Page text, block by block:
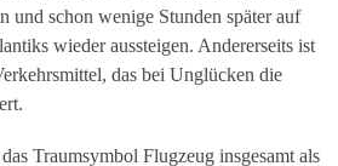
und schon wenige Stunden später auf
wieder aussteigen. Andererseits ist
das bei Unglücken die
Traumsymbol Flugzeug insgesamt als